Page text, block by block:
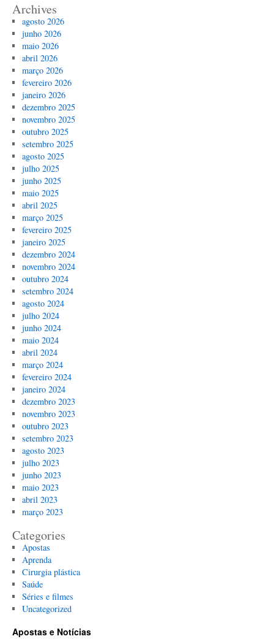
Archives
agosto 2026
junho 2026
maio 2026
abril 2026
março 2026
fevereiro 2026
janeiro 2026
dezembro 2025
novembro 2025
outubro 2025
setembro 2025
agosto 2025
julho 2025
junho 2025
maio 2025
abril 2025
março 2025
fevereiro 2025
janeiro 2025
dezembro 2024
novembro 2024
outubro 2024
setembro 2024
agosto 2024
julho 2024
junho 2024
maio 2024
abril 2024
março 2024
fevereiro 2024
janeiro 2024
dezembro 2023
novembro 2023
outubro 2023
setembro 2023
agosto 2023
julho 2023
junho 2023
maio 2023
abril 2023
março 2023
Categories
Apostas
Aprenda
Cirurgia plástica
Saúde
Séries e filmes
Uncategorized
Apostas e Notícias